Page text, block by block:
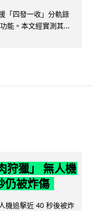
「四發一收」分軌錄
能。本文經實測其...
狩獵」 無人機
仍被炸傷
機追擊近 40 秒後被炸